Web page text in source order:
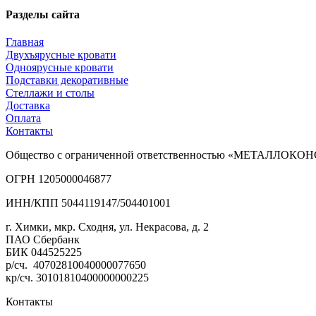
Разделы сайта
Главная
Двухъярусные кровати
Одноярусные кровати
Подставки декоративные
Стеллажи и столы
Доставка
Оплата
Контакты
Общество с ограниченной ответственностью
ОГРН 1205000046877
ИНН/КПП 5044119147/504401001
г. Химки, мкр. Сходня, ул. Некрасова, д. 2
ПАО Сбербанк
БИК 044525225
р/сч. 40702810040000077650
кр/сч. 30101810400000000225
Контакты